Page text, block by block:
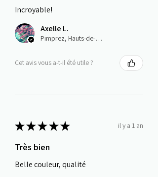
Incroyable!
Axelle L.
Pimprez, Hauts-de-France
Cet avis vous a-t-il été utile ?
★★★★★ il y a 1 an
Très bien
Belle couleur, qualité